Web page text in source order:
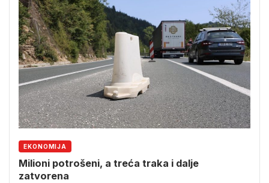
EKONOMIJA
Milioni potrošeni, a treća traka i dalje
zatvorena